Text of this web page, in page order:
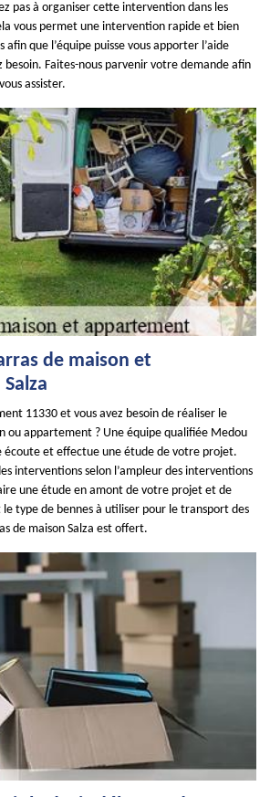
pas à organiser cette intervention dans les
vous permet une intervention rapide et bien
que l’équipe puisse vous apporter l’aide
besoin. Faites-nous parvenir votre demande afin
assister.
de maison et
11330 et vous avez besoin de réaliser le
ou appartement ? Une équipe qualifiée Medou
écoute et effectue une étude de votre projet.
interventions selon l’ampleur des interventions
une étude en amont de votre projet et de
type de bennes à utiliser pour le transport des
de maison Salza est offert.